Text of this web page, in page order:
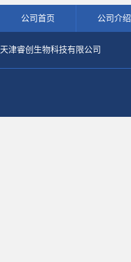
公司首页 公司介绍
天津睿创生物科技有限公司